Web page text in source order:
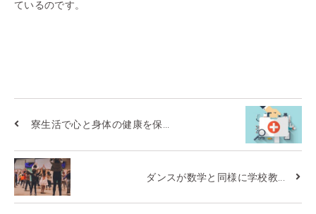
ているのです。
寮生活で心と身体の健康を保...
ダンスが数学と同様に学校教...